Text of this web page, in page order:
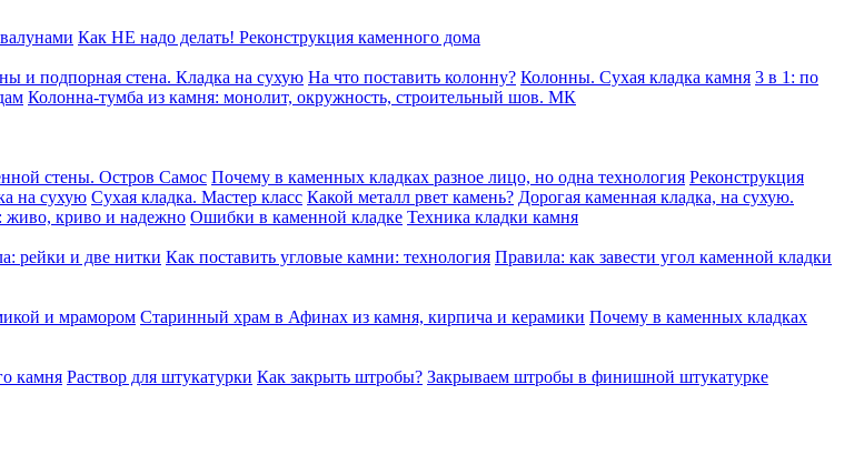
Как НЕ надо делать! Реконструкция каменного дома
и подпорная стена. Кладка на сухую На что поставить колонну? Колонны. Сухая кладка камня 3 в 1: по
Колонна-тумба из камня: монолит, окружность, строительный шов. МК
стены. Остров Самос Почему в каменных кладках разное лицо, но одна технология Реконструкция
на сухую Сухая кладка. Мастер класс Какой металл рвет камень? Дорогая каменная кладка, на сухую.
живо, криво и надежно Ошибки в каменной кладке Техника кладки камня
рейки и две нитки Как поставить угловые камни: технология Правила: как завести угол каменной кладки
и мрамором Старинный храм в Афинах из камня, кирпича и керамики Почему в каменных кладках
камня Раствор для штукатурки Как закрыть штробы? Закрываем штробы в финишной штукатурке